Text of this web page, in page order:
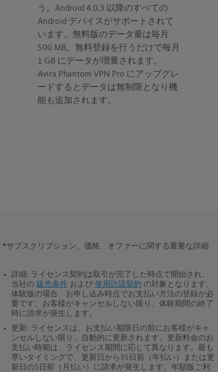
う。Android 4.0.3 以降のすべての
Android デバイスがサポートされて
います。無料版のデータ量は毎月
500 MB。無料登録を行うだけで毎月
1 GB にデータが増量されます。
Avira Phantom VPN Pro にアップグレ
ードするとデータは無制限となり機
能も追加されます。
*サブスクリプション、価格、オファーに関する重要な詳細
詳細: ライセンス契約は取引が完了した時点で開始され、
当社の 販売条件 および 使用許諾契約 の対象となります。
体験版の場合、お申し込み時点でお支払い方法の登録が必
要です。お客様がキャンセルしない限り、体験期間の終了
時に請求が発生します。
更新: ライセンスは、お支払い期限日の前にお客様がキャ
ンセルしない限り、自動的に更新されます。更新料金のお
支払い時期は、ライセンス期間に応じて異なります。最も
早いタイミングで、更新日から35日前（年払い）または更
新日の5日前（月払い）に請求が発生します。年額版ご利